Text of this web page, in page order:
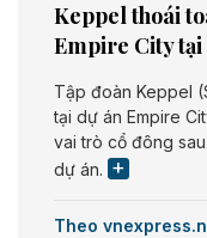
Keppel thoái
Empire City
Tập đoàn Keppel
tại dự án Empire
vai trò cổ đông
dự án.
Theo